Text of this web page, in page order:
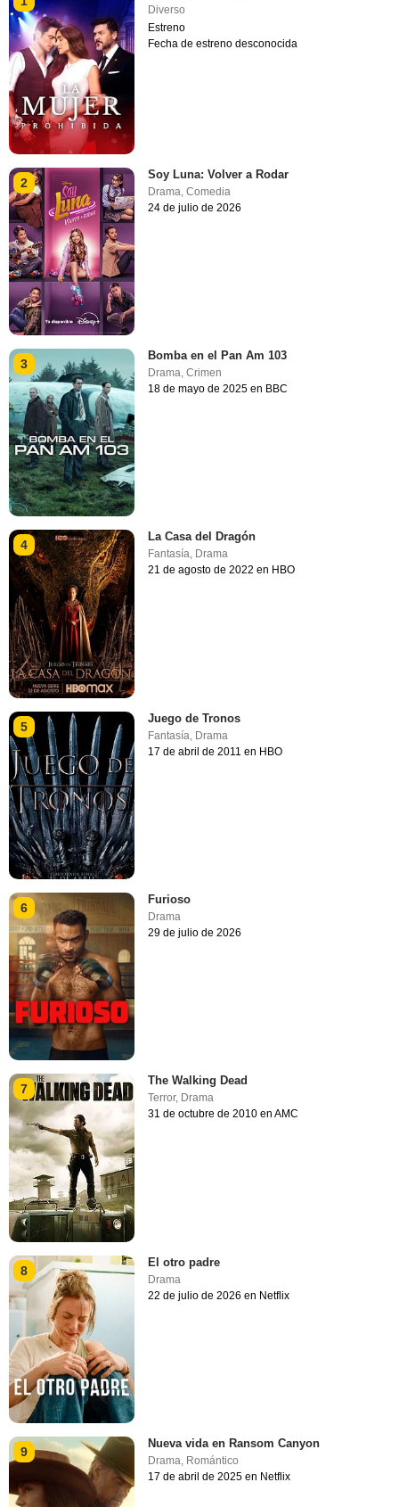
Diverso
Estreno
Fecha de estreno desconocida
2
Soy Luna: Volver a Rodar
Drama ,Comedia
24 de julio de 2026
3
Bomba en el Pan Am 103
Drama,Crimen
18 de mayo de 2025 en BBC
4
La Casa del Dragón
Fantasía, Drama
21 de agosto de 2022 en HBO
5
Juego de Tronos
Fantasía Drama
17 de abril de 2011 en HBO
6
Furioso
Drama
29 de julio de 2026
7
The Walking Dead
Terror, Drama
31 de octubre de 2010 en AMC
8
El otro padre
Drama
22 de julio de 2026 en Netflix
9
Nueva vida en Ransom Canyon
Drama, Romántico
17 de abril de 2025 en Netflix